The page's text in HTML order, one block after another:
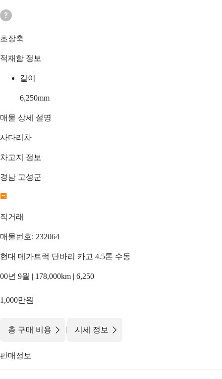
초장축
적재함 정보
길이
6,250mm
매물 상세 설명
사다리차
차고지 정보
경남 고성군
직거래
매물번호: 232064
현대 메가트럭 단바리 카고 4.5톤 수동
00년 9월 | 178,000km | 6,250
1,000만원
총 구매 비용 | 시세 정보
판매정보